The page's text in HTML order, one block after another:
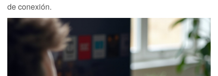
de conexión.